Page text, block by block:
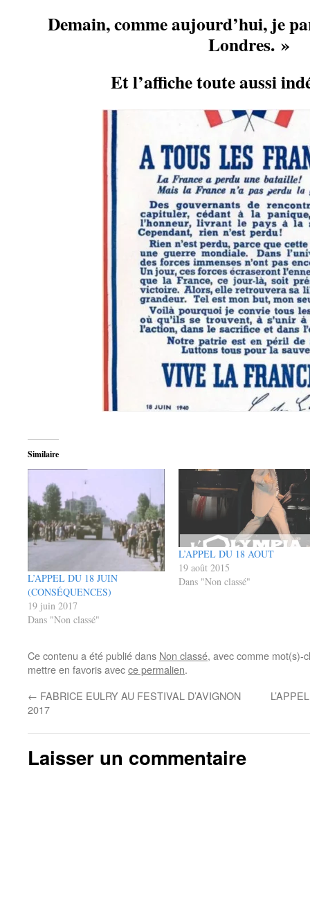
Demain, comme aujourd’hui, je
Londres. »
Et l’affiche toute aussi
Similaire
L’APPEL DU 18 JUIN
(CONSÉQUENCES)
19 juin 2017
Dans "Non classé"
L’APPEL DU 18 AOUT
19 août 2015
Dans "Non classé"
Ce contenu a été publié dans Non classé, avec comme mot(s)-
mettre en favoris avecce permalien.
← FABRICE EULRY AU FESTIVAL D’AVIGNON
2017
Laisser un commentaire